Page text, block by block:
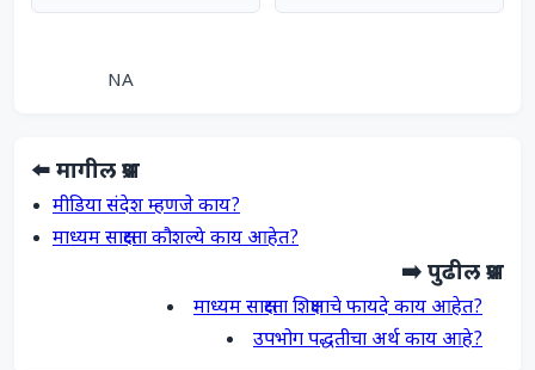
                NA
⬅️ मागील प्रश्न
मीडिया संदेश म्हणजे काय?
माध्यम साक्षरता कौशल्ये काय आहेत?
➡️ पुढील प्रश्न
माध्यम साक्षरता शिक्षणाचे फायदे काय आहेत?
उपभोग पद्धतीचा अर्थ काय आहे?